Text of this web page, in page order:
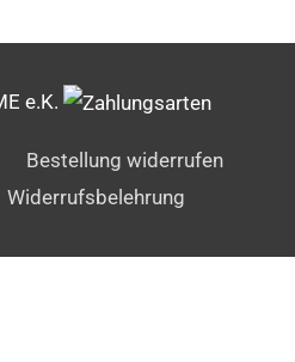
e.K.
Bestellung widerrufen
Widerrufsbelehrung